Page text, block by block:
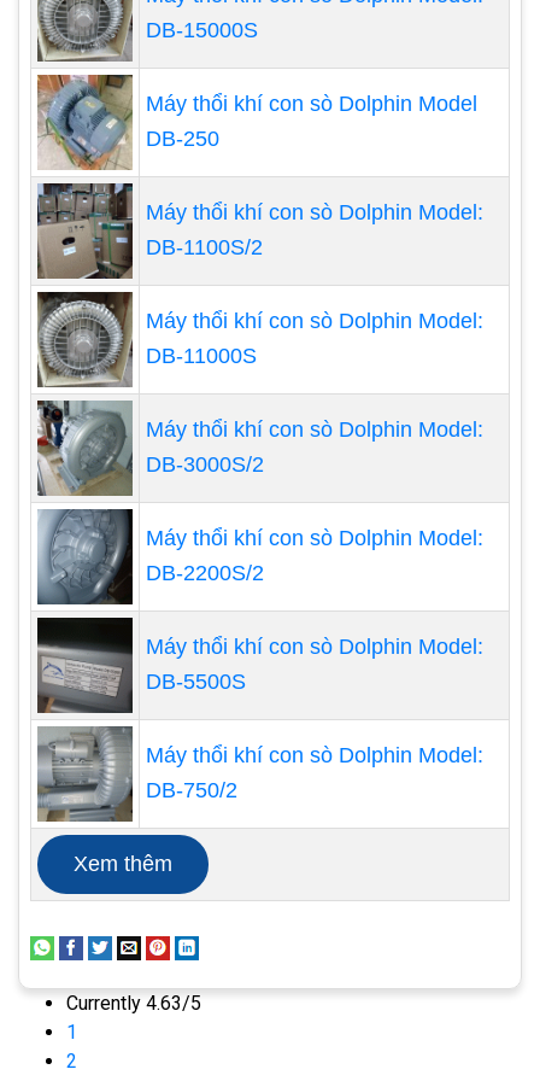
kiện tốt cho sự phát triển của vật nuôi. Việc cung
cấp oxy đủ cho gia súc và gia cầm có thể tối ưu
hóa năng suất trong chăn nuôi.
Chế biến thực phẩm:
phẩm, máy thổi khí được sử dụng để sục khí vào
các bể chứa nguyên liệu thực phẩm. Khí oxy được
cung cấp giúp nguyên liệu thực phẩm oxy hóa và
lên men tốt hơn, đảm bảo chất lượng và an toàn
thực phẩm.
trong các ứng dụng để làm sạch môi trường.
Chúng có thể được sử dụng để thổi bụi, khói và
các hạt bụi khác ra khỏi môi trường, làm cho
không khí trở nên trong lành và an toàn hơn.
DB-15000S
Máy thổi khí con sò Dolphin Model
DB-250
Máy thổi khí con sò Dolphin Model:
DB-1100S/2
Máy thổi khí con sò Dolphin Model:
DB-11000S
Máy thổi khí con sò Dolphin Model:
DB-3000S/2
Máy thổi khí con sò Dolphin Model:
DB-2200S/2
Máy thổi khí con sò Dolphin Model:
DB-5500S
Máy thổi khí con sò Dolphin Model:
DB-750/2
Xem thêm
Currently 4.63/5
1
2